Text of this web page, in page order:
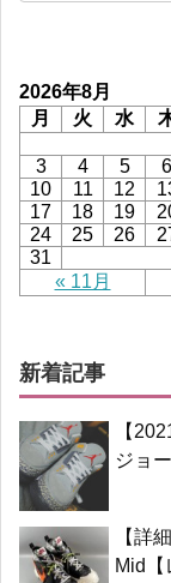
2026年8月
月
火 水
« 11月
3
4 5 6
10
11 12
17
18 19
24
25 26
31
新着記事
【
ジョ
【詳
Mid【